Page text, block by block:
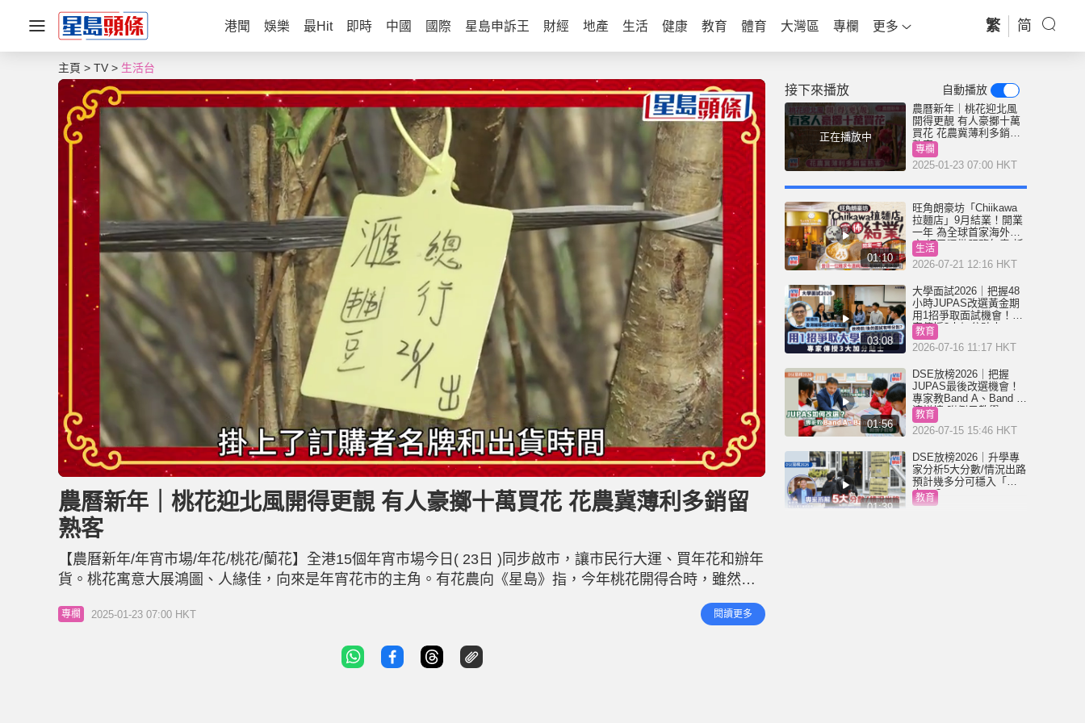
港聞 娛樂 最Hit 即時 中國 國際 星島申訴王 財經 地產 生活 健康 教育 體育 大灣區 專欄 更多 繁 简
主頁 TV 生活台
U
n
u
t
e
L
o
e
d
9
%
農曆新年｜桃花迎北風開得更靚 有人豪擲十萬買花 花農冀薄利多銷留
熟客
【農曆新年/年宵市場/年花/桃花/蘭花】全港15個年宵市場今日( 23日 )同步啟市，讓市民行大運、買年花和辦年
貨。桃花寓意大展鴻圖、人緣佳，向來是年宵花市的主角。有花農向《星島》指，今年桃花開得合時，雖然天
氣較暖，幸借助去年年底北風之利，整體「開得好靚」。雖然面對經濟不明朗，但花農指「銀行客」、「高級
屋苑客」不減，不少人更豪花逾10萬元買花，惟他亦不敢加價，冀能盡量留住熟客。另有蘭花花農指，香港
專欄 2025-01-23 07:00 HKT 閱讀更多
接下來播放 自動播放
正在播放中
農曆新年｜桃花迎北風
開得更靚 有人豪擲十萬
買花 花農冀薄利多銷留
熟客
專欄
2025-01-23 07:00 HKT
01:10
旺角朗豪坊「Chiikawa
拉麵店」9月結業！開業
一年 為全球首家海外分
店 網民狠批服務欠奉:抵
執
生活
2026-07-21 12:16 HKT
03:08
大學面試2026｜把握48
小時JUPAS改選黃金期
用1招爭取面試機會！專
家傳授3大加分貼士
教育
2026-07-16 11:17 HKT
01:56
DSE放榜2026｜把握
JUPAS最後改選機會！
專家教Band A、Band B
這樣填 附例子教學
教育
2026-07-15 15:46 HKT
01:39
DSE放榜2026｜升學專
家分析5大分數/情況出路
預計幾多分可穩入「八
大」？
教育